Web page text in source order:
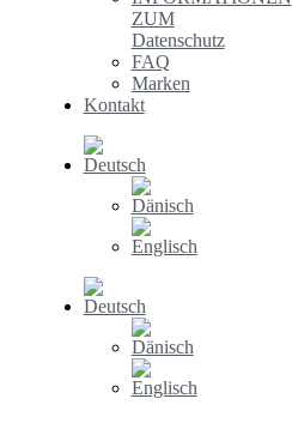
ZUM
Datenschutz
FAQ
Marken
Kontakt